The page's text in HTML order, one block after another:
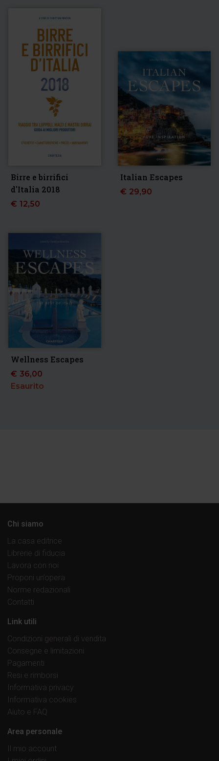
Birre e birrifici
d'Italia 2018
€ 12,50
Italian Escapes
€ 29,90
Wellness Escapes
€ 36,00
Esaurito
Chi siamo
La casa editrice
Librerie di fiducia
Lavora con noi
Proponi un’opera
Norme redazionali
Contatti
Link utili
Condizioni generali di vendita
Consegne e limitazioni
Pagamenti
Resi e rimborsi
Informativa privacy
Informativa cookies
Aiuto e FAQ
Area personale
Il mio account